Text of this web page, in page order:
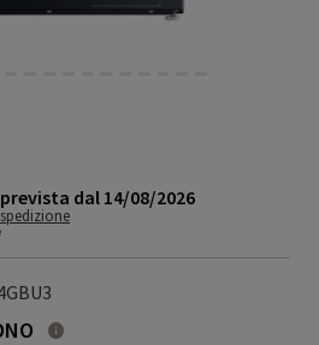
prevista dal 14/08/2026